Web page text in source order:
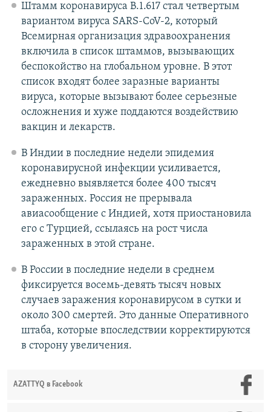
Штамм коронавируса B.1.617 стал четвертым
вариантом вируса SARS-CoV-2, который
Всемирная организация здравоохранения
включила в список штаммов, вызывающих
беспокойство на глобальном уровне. В этот
список входят более заразные варианты
вируса, которые вызывают более серьезные
осложнения и хуже поддаются воздействию
вакцин и лекарств.
В Индии в последние недели эпидемия
коронавирусной инфекции усиливается,
ежедневно выявляется более 400 тысяч
зараженных. Россия не прерывала
авиасообщение с Индией, хотя приостановила
его с Турцией, ссылаясь на рост числа
зараженных в этой стране.
В России в последние недели в среднем
фиксируется восемь-девять тысяч новых
случаев заражения коронавирусом в сутки и
около 300 смертей. Это данные Оперативного
штаба, которые впоследствии корректируются
в сторону увеличения.
AZATTYQ в Facebook